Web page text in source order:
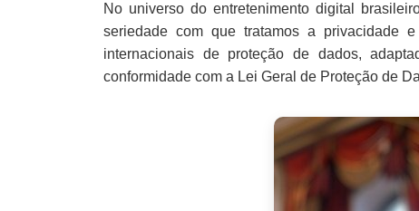
No universo do entretenimento digital
seriedade com que tratamos a privacidade
internacionais de proteção de dados,
conformidade com a Lei Geral de Proteção de